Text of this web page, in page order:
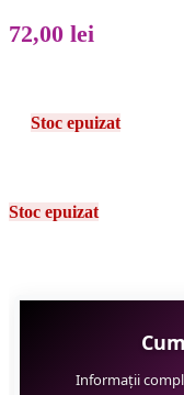
72,00 lei
Stoc epuizat
Stoc epuizat
Informații